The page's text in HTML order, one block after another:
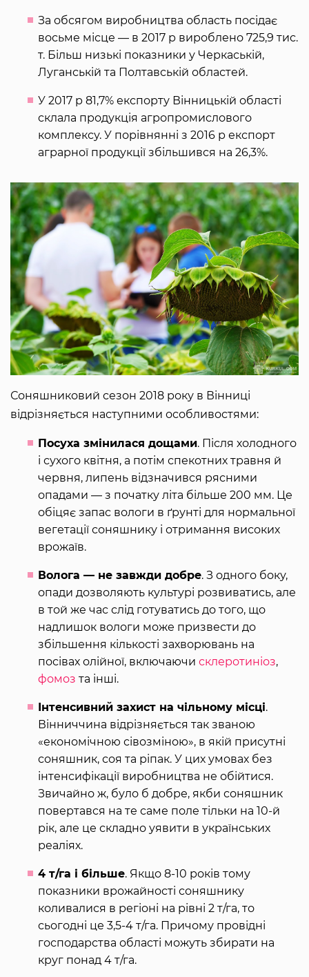
За обсягом виробництва область посідає
восьме місце — в 2017 р вироблено 725,9 тис.
т. Більш низькі показники у Черкаській,
Луганській та Полтавській областей.
У 2017 р 81,7% експорту Вінницькій області
склала продукція агропромислового
комплексу. У порівнянні з 2016 р експорт
аграрної продукції збільшився на 26,3%.
Соняшниковий сезон 2018 року в Вінниці
відрізняється наступними особливостями:
Посуха змінилася дощами. Після холодного
і сухого квітня, а потім спекотних травня й
червня, липень відзначився рясними
опадами — з початку літа більше 200 мм. Це
обіцяє запас вологи в ґрунті для нормальної
вегетації соняшнику і отримання високих
врожаїв.
Волога — не завжди добре. З одного боку,
опади дозволяють культурі розвиватись, але
в той же час слід готуватись до того, що
надлишок вологи може призвести до
збільшення кількості захворювань на
посівах олійної, включаючи склеротиніоз,
фомоз та інші.
Інтенсивний захист на чільному місці.
Вінниччина відрізняється так званою
«економічною сівозміною», в якій присутні
соняшник, соя та ріпак. У цих умовах без
інтенсифікації виробництва не обійтися.
Звичайно ж, було б добре, якби соняшник
повертався на те саме поле тільки на 10-й
рік, але це складно уявити в українських
реаліях.
4 т/га і більше. Якщо 8-10 років тому
показники врожайності соняшнику
коливалися в регіоні на рівні 2 т/га, то
сьогодні це 3,5-4 т/га. Причому провідні
господарства області можуть збирати на
круг понад 4 т/га.